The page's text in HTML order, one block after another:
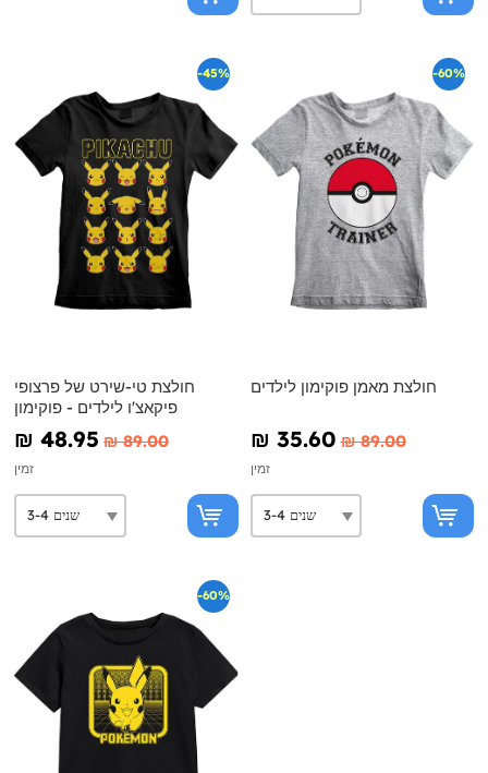
-45%
חולצת טי-שירט של פרצופי
פיקאצ'ו לילדים - פוקימון
₪‎ 48.95 ₪‎ 89.00
זמין
-60%
חולצת מאמן פוקימון לילדים
₪‎ 35.60 ₪‎ 89.00
זמין
-60%